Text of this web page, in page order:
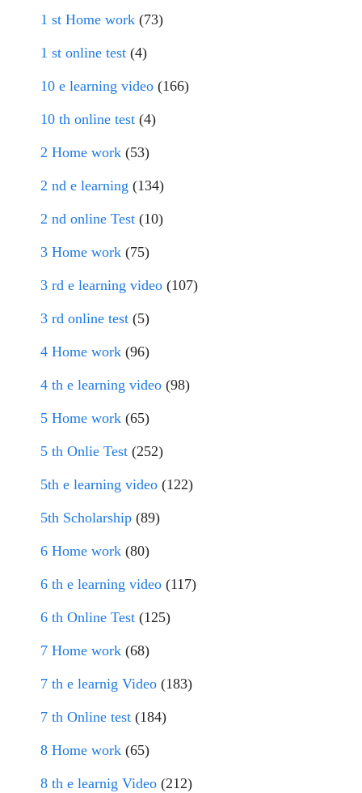
1 st Home work (73)
1 st online test (4)
10 e learning video (166)
10 th online test (4)
2 Home work (53)
2 nd e learning (134)
2 nd online Test (10)
3 Home work (75)
3 rd e learning video (107)
3 rd online test (5)
4 Home work (96)
4 th e learning video (98)
5 Home work (65)
5 th Onlie Test (252)
5th e learning video (122)
5th Scholarship (89)
6 Home work (80)
6 th e learning video (117)
6 th Online Test (125)
7 Home work (68)
7 th e learnig Video (183)
7 th Online test (184)
8 Home work (65)
8 th e learnig Video (212)